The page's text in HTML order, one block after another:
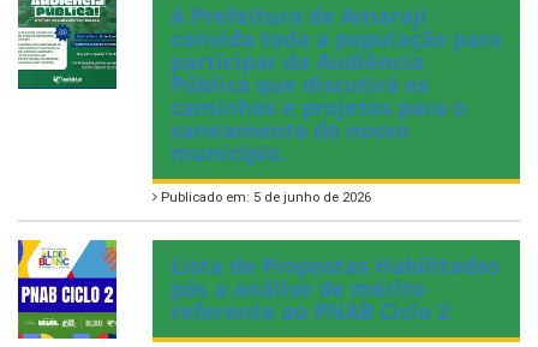
A Prefeitura de Amaraji
convida toda a população para
participar da Audiência
Pública que discutirá os
caminhos e projetos para o
saneamento do nosso
município.
Publicado em: 5 de junho de 2026
Lista de Propostas Habilitadas
pós a análise de mérito
referente ao PNAB Ciclo 2